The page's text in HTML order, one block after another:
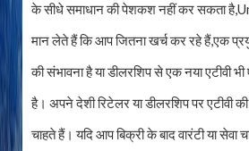
के सीधे समाधान की पेशकश नहीं कर सकता
मान लेते हैं कि आप जितना खर्च कर रहे हैं,एक
की संभावना है या डीलरशिप से एक नया एटीवी
है। अपने देशी रिटेलर या डीलरशिप पर एटीवी
चाहते हैं। यदि आप बिक्री के बाद वारंटी या सेवा